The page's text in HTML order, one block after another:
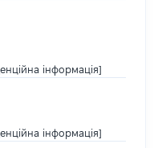
інформація]
інформація]